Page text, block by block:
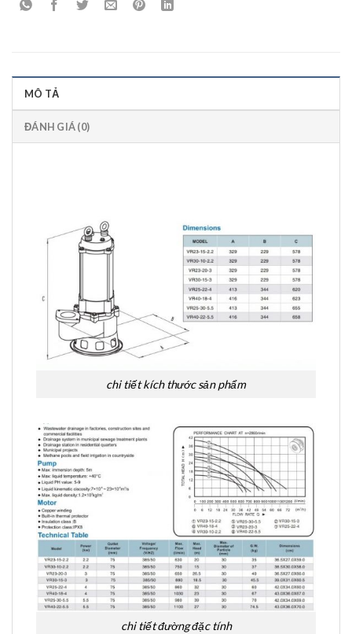
MÔ TẢ
ĐÁNH GIÁ (0)
chi tiết kích thước sản phẩm
chi tiết đường đặc tính